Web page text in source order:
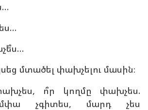
մտածել փախչելու մասին։
ո՞ր կողմը փախչես.
չգիտես, մարդ չես